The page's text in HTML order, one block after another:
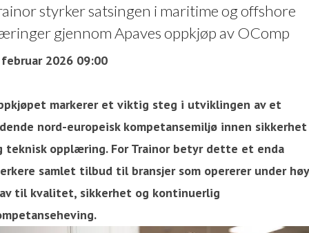
styrker satsingen i maritime og offshore
gjennom Apaves oppkjøp av OComp
2026 09:00
markerer et viktig steg i utviklingen av et
nord-europeisk kompetansemiljø innen sikkerhet
teknisk opplæring. For Trainor betyr dette et enda
samlet tilbud til bransjer som opererer under
til kvalitet, sikkerhet og kontinuerlig